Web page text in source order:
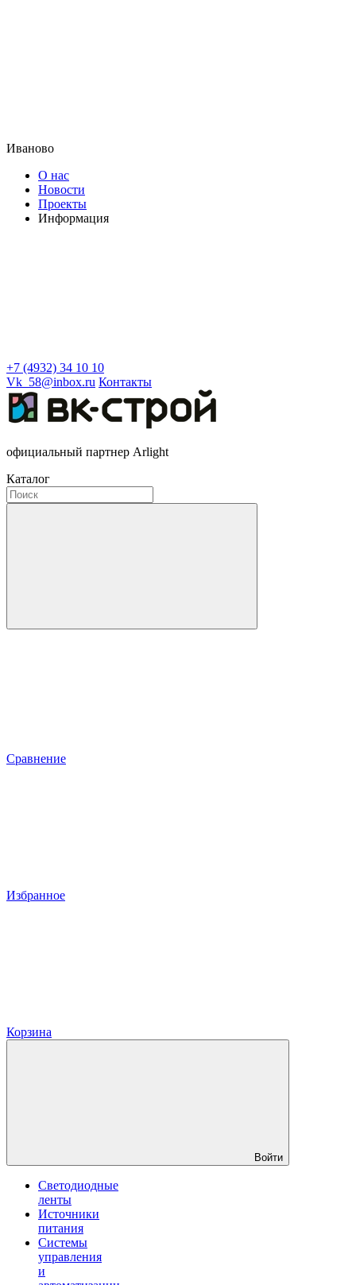
Иваново
О нас
Новости
Проекты
Информация
+7 (4932) 34 10 10
Vk_58@inbox.ru Контакты
официальный партнер Arlight
Каталог
Сравнение
Избранное
Корзина
Войти
Светодиодные
ленты
Источники
питания
Системы
управления
и